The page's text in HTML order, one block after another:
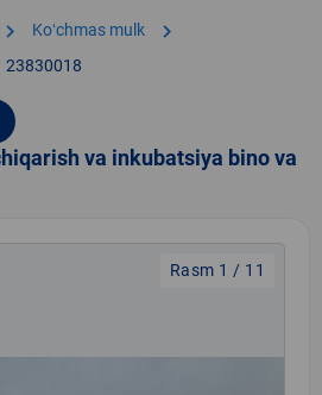
chevron_right Koʻchmas mulk chevron_right
23830018
va inkubatsiya bino va
Rasm 1 / 11